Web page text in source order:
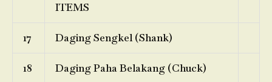
ITEMS
17 Daging Sengkel (Shank)
18 Daging Paha Belakang (Chuck)